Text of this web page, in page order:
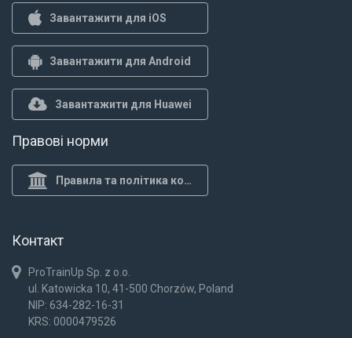
Завантажити для iOS
Завантажити для Android
Завантажити для Huawei
Правові норми
Правила та політика конф.
Контакт
ProTrainUp Sp. z o.o.
ul. Katowicka 10, 41-500 Chorzów, Poland
NIP: 634-282-16-31
KRS: 0000479526